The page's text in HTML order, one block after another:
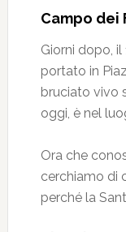
Campo dei
Giorni dopo,
portato in
bruciato vivo
oggi, è nel
Ora che
cerchiamo di
perché la